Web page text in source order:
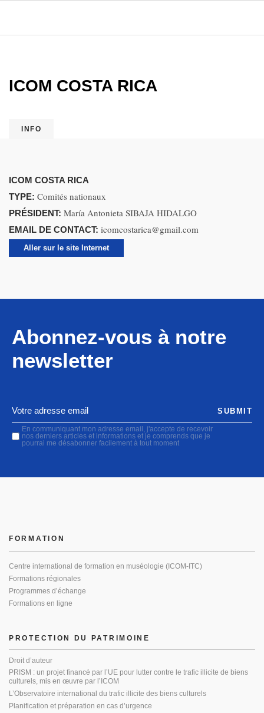
ICOM COSTA RICA
INFO
ICOM COSTA RICA
TYPE: Comités nationaux
PRÉSIDENT: María Antonieta SIBAJA HIDALGO
EMAIL DE CONTACT: icomcostarica@gmail.com
Aller sur le site Internet
Abonnez-vous à notre
newsletter
En communiquant mon adresse email, j'accepte de recevoir
nos derniers articles et informations et je comprends que je
pourrai me désabonner facilement à tout moment
SUBMIT
PROTECTION DU PATRIMOINE
Droit d’auteur
PRISM : un projet financé par l’UE pour lutter contre le trafic illicite de biens
culturels, mis en œuvre par l’ICOM
L’Observatoire international du trafic illicite des biens culturels
Planification et préparation en cas d’urgence
FORMATION
Centre international de formation en muséologie (ICOM-ITC)
Formations régionales
Programmes d’échange
Formations en ligne